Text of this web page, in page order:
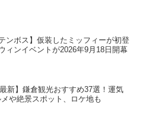
テンボス】仮装したミッフィーが初登
ィンイベントが2026年9月18日開幕
最新】鎌倉観光おすすめ37選！運気
や絶景スポット、ロケ地も